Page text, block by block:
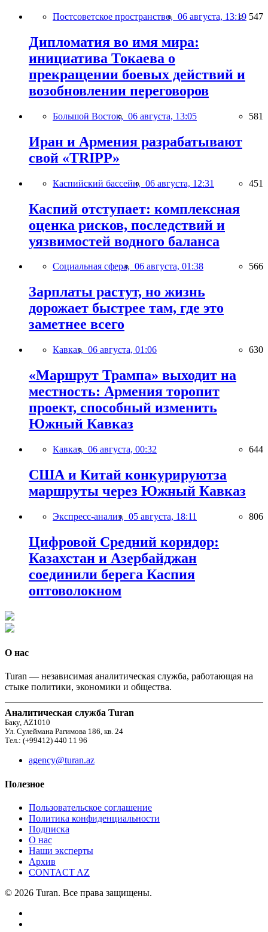
Постсоветское пространство, 06 августа, 13:19 547
Дипломатия во имя мира:
инициатива Токаева о
прекращении боевых действий и
возобновлении переговоров
Большой Восток, 06 августа, 13:05 581
Иран и Армения разрабатывают
свой «TRIPP»
Каспийский бассейн, 06 августа, 12:31 451
Каспий отступает: комплексная
оценка рисков, последствий и
уязвимостей водного баланса
Социальная сфера, 06 августа, 01:38 566
Зарплаты растут, но жизнь
дорожает быстрее там, где это
заметнее всего
Кавказ, 06 августа, 01:06 630
«Маршрут Трампа» выходит на
местность: Армения торопит
проект, способный изменить
Южный Кавказ
Кавказ, 06 августа, 00:32 644
США и Китай конкурируютза
маршруты через Южный Кавказ
Экспресс-анализ, 05 августа, 18:11 806
Цифровой Средний коридор:
Казахстан и Азербайджан
соединили берега Каспия
оптоволокном
О нас
Turan — независимая аналитическая служба, работающая на
стыке политики, экономики и общества.
Аналитическая служба Turan
Баку, AZ1010
Ул. Сулеймана Рагимова 186, кв. 24
Тел.: (+99412) 440 11 96
agency@turan.az
Полезное
Пользовательское соглашение
Политика конфиденциальности
Подписка
О нас
Наши эксперты
Архив
CONTACT AZ
© 2026 Turan. Все права защищены.